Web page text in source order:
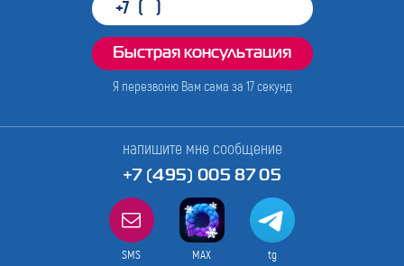
Я перезвоню Вам сама за 17секунд
напишите мне сообщение
+7 (495) 005 87 05
SMS MAX tg